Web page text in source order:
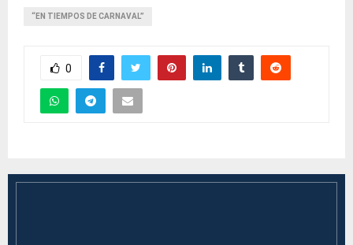
“EN TIEMPOS DE CARNAVAL”
0